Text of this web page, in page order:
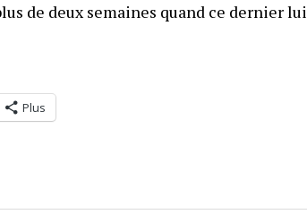
de deux semaines quand ce dernier
Plus